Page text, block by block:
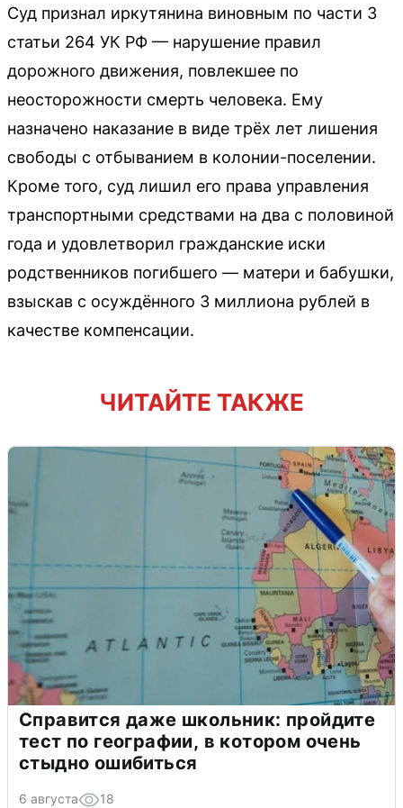
Суд признал иркутянина виновным по части 3
статьи 264 УК РФ — нарушение правил
дорожного движения, повлекшее по
неосторожности смерть человека. Ему
назначено наказание в виде трёх лет лишения
свободы с отбыванием в колонии-поселении.
Кроме того, суд лишил его права управления
транспортными средствами на два с половиной
года и удовлетворил гражданские иски
родственников погибшего — матери и бабушки,
взыскав с осуждённого 3 миллиона рублей в
качестве компенсации.
ЧИТАЙТЕ ТАКЖЕ
Справится даже школьник: пройдите
тест по географии, в котором очень
стыдно ошибиться
6 августа 18